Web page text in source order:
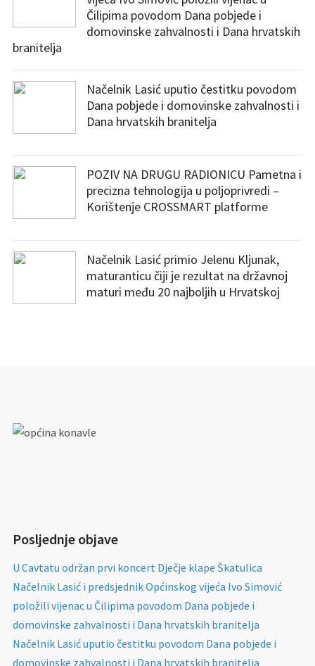
Čilipima povodom Dana pobjede i
domovinske zahvalnosti i Dana hrvatskih
branitelja
Načelnik Lasić uputio čestitku povodom
Dana pobjede i domovinske zahvalnosti i
Dana hrvatskih branitelja
POZIV NA DRUGU RADIONICU Pametna i
precizna tehnologija u poljoprivredi –
Korištenje CROSSMART platforme
Načelnik Lasić primio Jelenu Kljunak,
maturanticu čiji je rezultat na državnoj
maturi među 20 najboljih u Hrvatskoj
Posljednje objave
U Cavtatu održan prvi koncert Dječje klape Škatulica
Načelnik Lasić i predsjednik Općinskog vijeća Ivo Simović
položili vijenac u Čilipima povodom Dana pobjede i
domovinske zahvalnosti i Dana hrvatskih branitelja
Načelnik Lasić uputio čestitku povodom Dana pobjede i
domovinske zahvalnosti i Dana hrvatskih branitelja